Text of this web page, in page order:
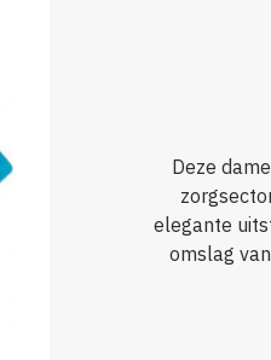
Deze
elegante
omslag